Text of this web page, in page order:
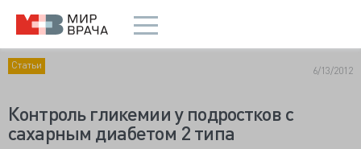
Статьи 6/13/2012
Контроль гликемии у подростков с
сахарным диабетом 2 типа